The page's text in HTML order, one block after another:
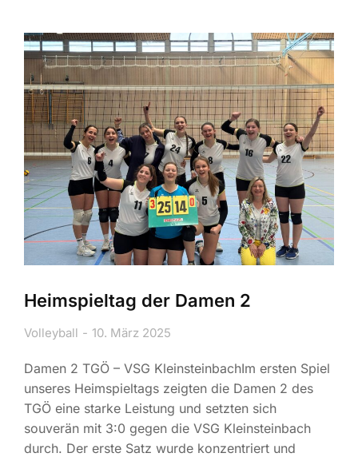
Heimspieltag der Damen 2
Volleyball 10. März 2025
Damen 2 TGÖ – VSG KleinsteinbachIm ersten Spiel
unseres Heimspieltags zeigten die Damen 2 des
TGÖ eine starke Leistung und setzten sich
souverän mit 3:0 gegen die VSG Kleinsteinbach
durch. Der erste Satz wurde konzentriert und